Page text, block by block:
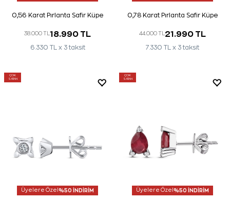
0,56 Karat Pırlanta Safir Küpe
38.000 TL 18.990 TL
6.330 TL x 3 taksit
0,78 Karat Pırlanta Safir Küpe
44.000 TL 21.990 TL
7.330 TL x 3 taksit
ÇOK
SATAN
Üyelere Özel %50 İNDİRİM
ÇOK
SATAN
Üyelere Özel %50 İNDİRİM